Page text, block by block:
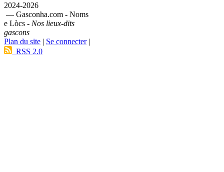
2024-2026
— Gasconha.com - Noms
e Lòcs - Nos lieux-dits
gascons
Plan du site | Se connecter|
RSS 2.0